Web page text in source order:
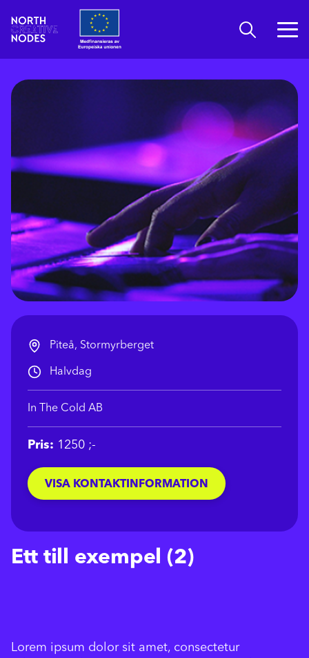
Öppna sök
-
Piteå, Stormyrberget
Halvdag
In The Cold AB
Pris: 1250 ;-
VISA KONTAKTINFORMATION
Ett till exempel (2)
Lorem ipsum dolor sit amet, consectetur